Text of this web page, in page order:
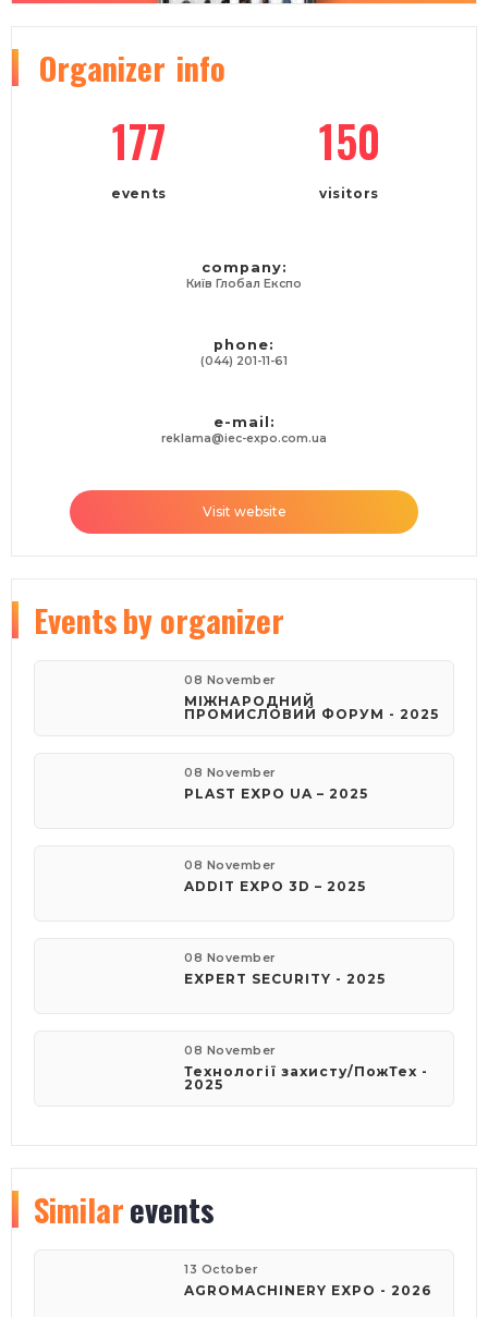
Organizer info
177
events
150
visitors
company:
Київ Глобал Експо
phone:
(044) 201-11-61
e-mail:
reklama@iec-expo.com.ua
Visit website
Eventsby organizer
08 November
МІЖНАРОДНИЙ
ПРОМИСЛОВИЙ ФОРУМ - 2025
08 November
PLAST EXPO UA – 2025
08 November
ADDIT EXPO 3D – 2025
08 November
EXPERT SECURITY - 2025
08 November
Технології захисту/ПожТех -
2025
Similarevents
13 October
AGROMACHINERY EXPO - 2026